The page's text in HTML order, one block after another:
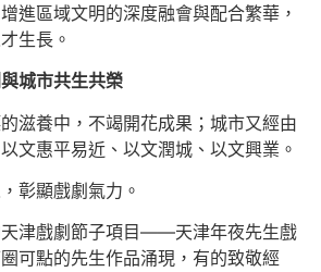
進區域文明的深度融會與配合繁華，
生長。
城市共生共榮
滋養中，不竭開花成果；城市又經由
文惠平易近、以文潤城、以文興業。
彰顯戲劇氣力。
津戲劇節子項目——天津年夜先生戲
可點的先生作品涌現，有的致敬經